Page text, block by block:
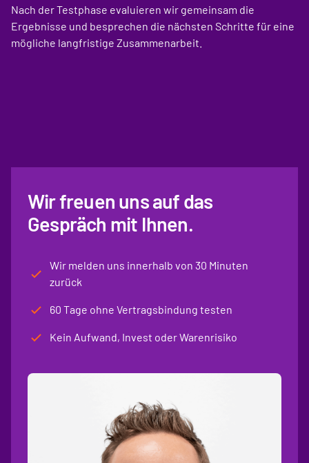
Nach der Testphase evaluieren wir gemeinsam die
Ergebnisse und besprechen die nächsten Schritte für eine
mögliche langfristige Zusammenarbeit.
Wir freuen uns auf das
Gespräch mit Ihnen.
Wir melden uns innerhalb von 30 Minuten
zurück
60 Tage ohne Vertragsbindung testen
Kein Aufwand, Invest oder Warenrisiko